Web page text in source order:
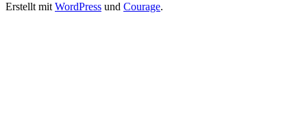
Erstellt mit WordPress und Courage.